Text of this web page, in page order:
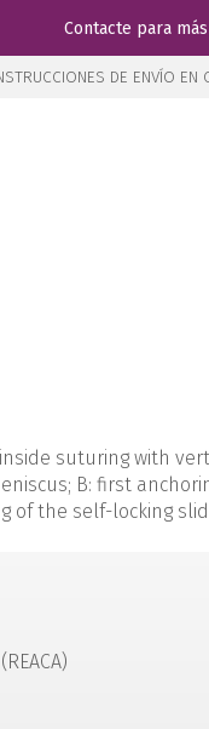
Contacte para
DE ENVÍO EN
suturing with
B: first
of the self-locking